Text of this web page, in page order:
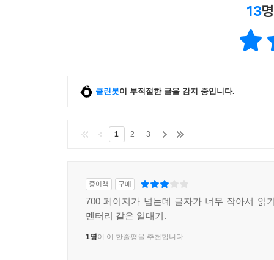
13
클린봇이 부적절한 글을 감지 중입니다.
1 2 3
종이책 구매
700 페이지가 넘는데 글자가 너무 작아서 읽
멘터리 같은 일대기.
1명이 이 한줄평을 추천합니다.